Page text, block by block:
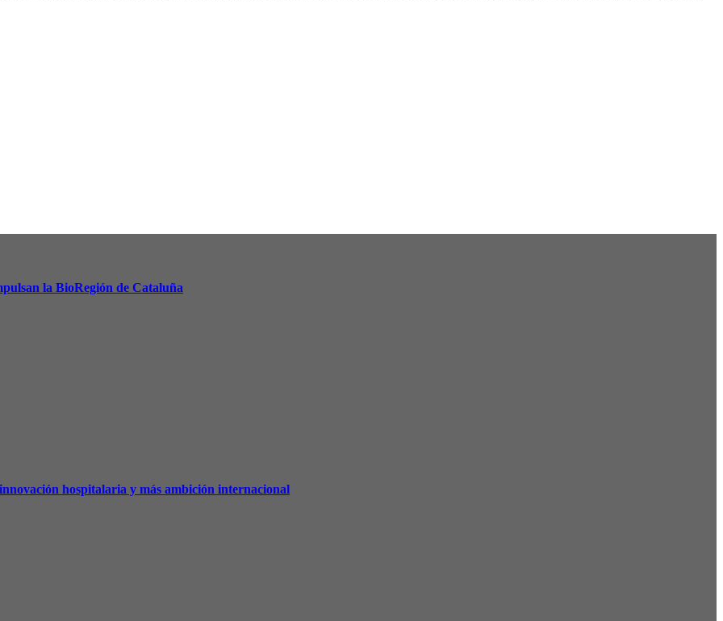
la BioRegión de Cataluña
hospitalaria y más ambición internacional